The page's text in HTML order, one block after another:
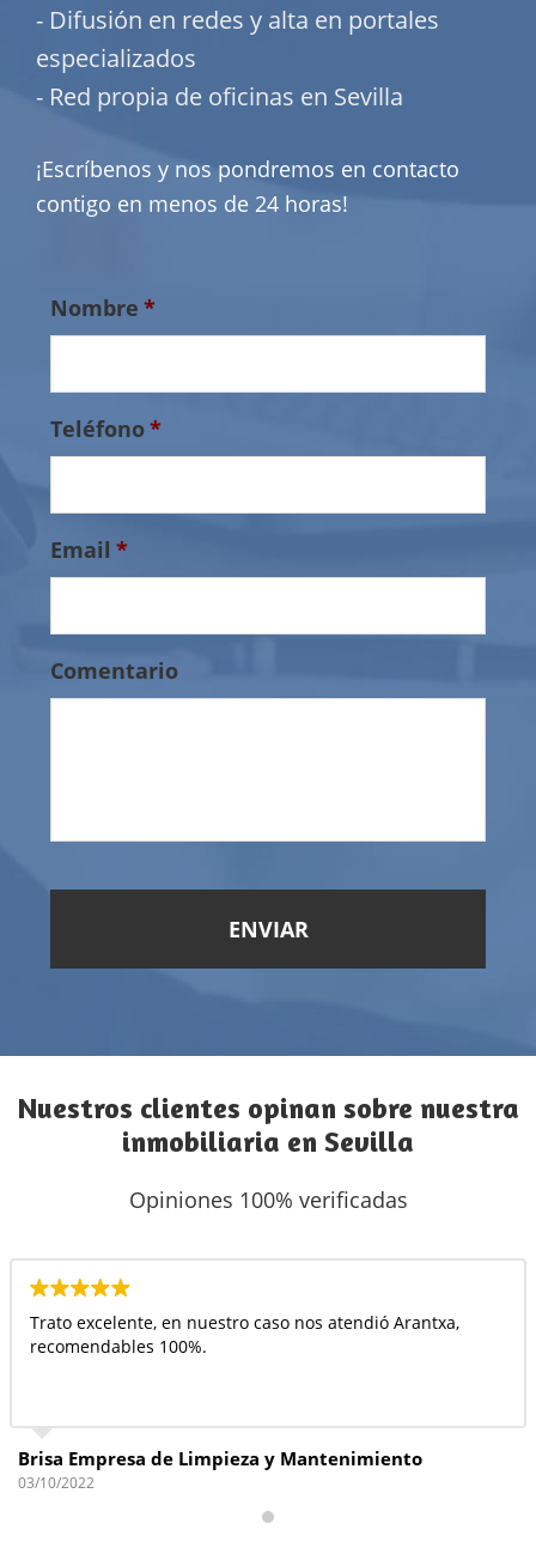
- Difusión en redes y alta en portales
especializados
- Red propia de oficinas en Sevilla
¡Escríbenos y nos pondremos en contacto
contigo en menos de 24 horas!
Nombre *
Teléfono*
Email *
Comentario
Nuestros clientes opinan sobre nuestra
inmobiliaria en Sevilla
Opiniones 100% verificadas
Trato excelente, en nuestro caso nos atendió Arantxa,
recomendables 100%.
Brisa Empresa de Limpieza y Mantenimiento
03/10/2022